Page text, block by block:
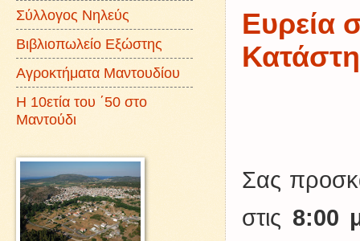
Eυρεία
Σας
στις 8:00
Σύλλογος Νηλεύς
Βιβλιοπωλείο Εξώστης
Αγροκτήματα Μαντουδίου
Η 10ετία του ΄50 στο
Μαντούδι